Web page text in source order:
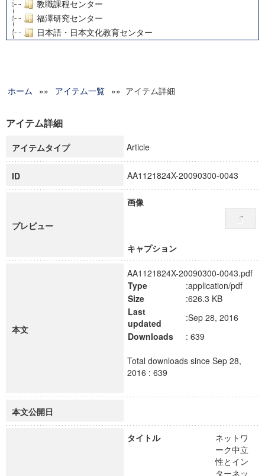
教職課程センター
福澤研究センター
日本語・日本文化教育センター
グローバルリサーチインスティテュート
科学研究費補助金研究成果報告書
慶應義塾大学グローバルCOEプログラム市民社会ガバナンス
慶應義塾大学グローバルCOEプログラム論理と感性の先端的
博士課程教育リーディングプログラム「超成熟社会発展のサ
学術雑誌掲載論文等(8)
ホーム »» アイテム一覧 »» アイテム詳細
アイテム詳細
アイテムタイプ Article
ID AA1121824X-20090300-0043
プレビュー
画像
キャプション
本文
AA1121824X-20090300-0043.pdf
Type
:application/pdf
Size
:626.3 KB
Last
updated
:Sep 28, 2016
Downloads
: 639
Total downloads since Sep 28,
2016 : 639
本文公開日
タイトル
ネットワ
ーク中立
性とイン
ターネッ